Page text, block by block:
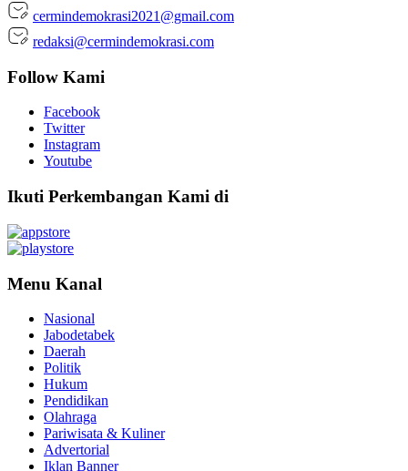
cermindemokrasi2021@gmail.com
redaksi@cermindemokrasi.com
Follow Kami
Facebook
Twitter
Instagram
Youtube
Ikuti Perkembangan Kami di
Menu Kanal
Nasional
Jabodetabek
Daerah
Politik
Hukum
Pendidikan
Olahraga
Pariwisata & Kuliner
Advertorial
Iklan Banner